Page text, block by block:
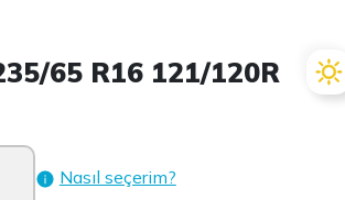
65 R16 121/120R
Nasıl seçerim?